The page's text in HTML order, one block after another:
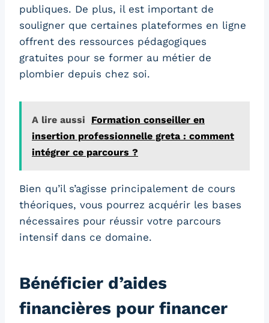
publiques. De plus, il est important de
souligner que certaines plateformes en ligne
offrent des ressources pédagogiques
gratuites pour se former au métier de
plombier depuis chez soi.
A lire aussi
Formation conseiller en
insertion professionnelle greta : comment
intégrer ce parcours ?
Bien qu’il s’agisse principalement de cours
théoriques, vous pourrez acquérir les bases
nécessaires pour réussir votre parcours
intensif dans ce domaine.
Bénéficier d’aides
financières pour financer